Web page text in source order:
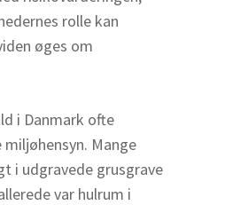
rolle kan
øges om
i Danmark ofte
Mange
i udgravede grusgrave
var hulrum i